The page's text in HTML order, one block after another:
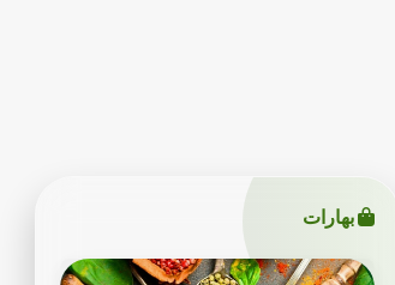
بهارات